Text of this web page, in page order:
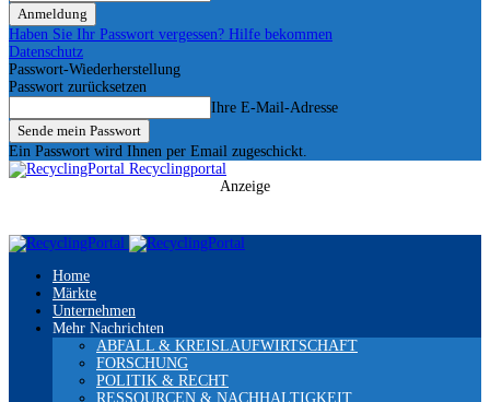
Haben Sie Ihr Passwort vergessen? Hilfe bekommen
Datenschutz
Passwort-Wiederherstellung
Passwort zurücksetzen
Ihre E-Mail-Adresse
Ein Passwort wird Ihnen per Email zugeschickt.
Recyclingportal
Anzeige
Home
Märkte
Unternehmen
Mehr Nachrichten
ABFALL & KREISLAUFWIRTSCHAFT
FORSCHUNG
POLITIK & RECHT
RESSOURCEN & NACHHALTIGKEIT